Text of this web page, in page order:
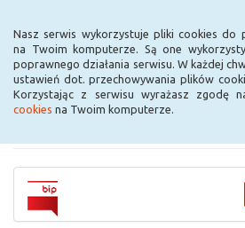
Nasz serwis wykorzystuje pliki cookies do
na Twoim komputerze. Są one
poprawnego działania serwisu. W każdej
ustawień dot. przechowywania plików
Korzystając z serwisu wyrażasz zgodę
cookies na Twoim komputerze.
Urząd Miejski w
Krośniewicach